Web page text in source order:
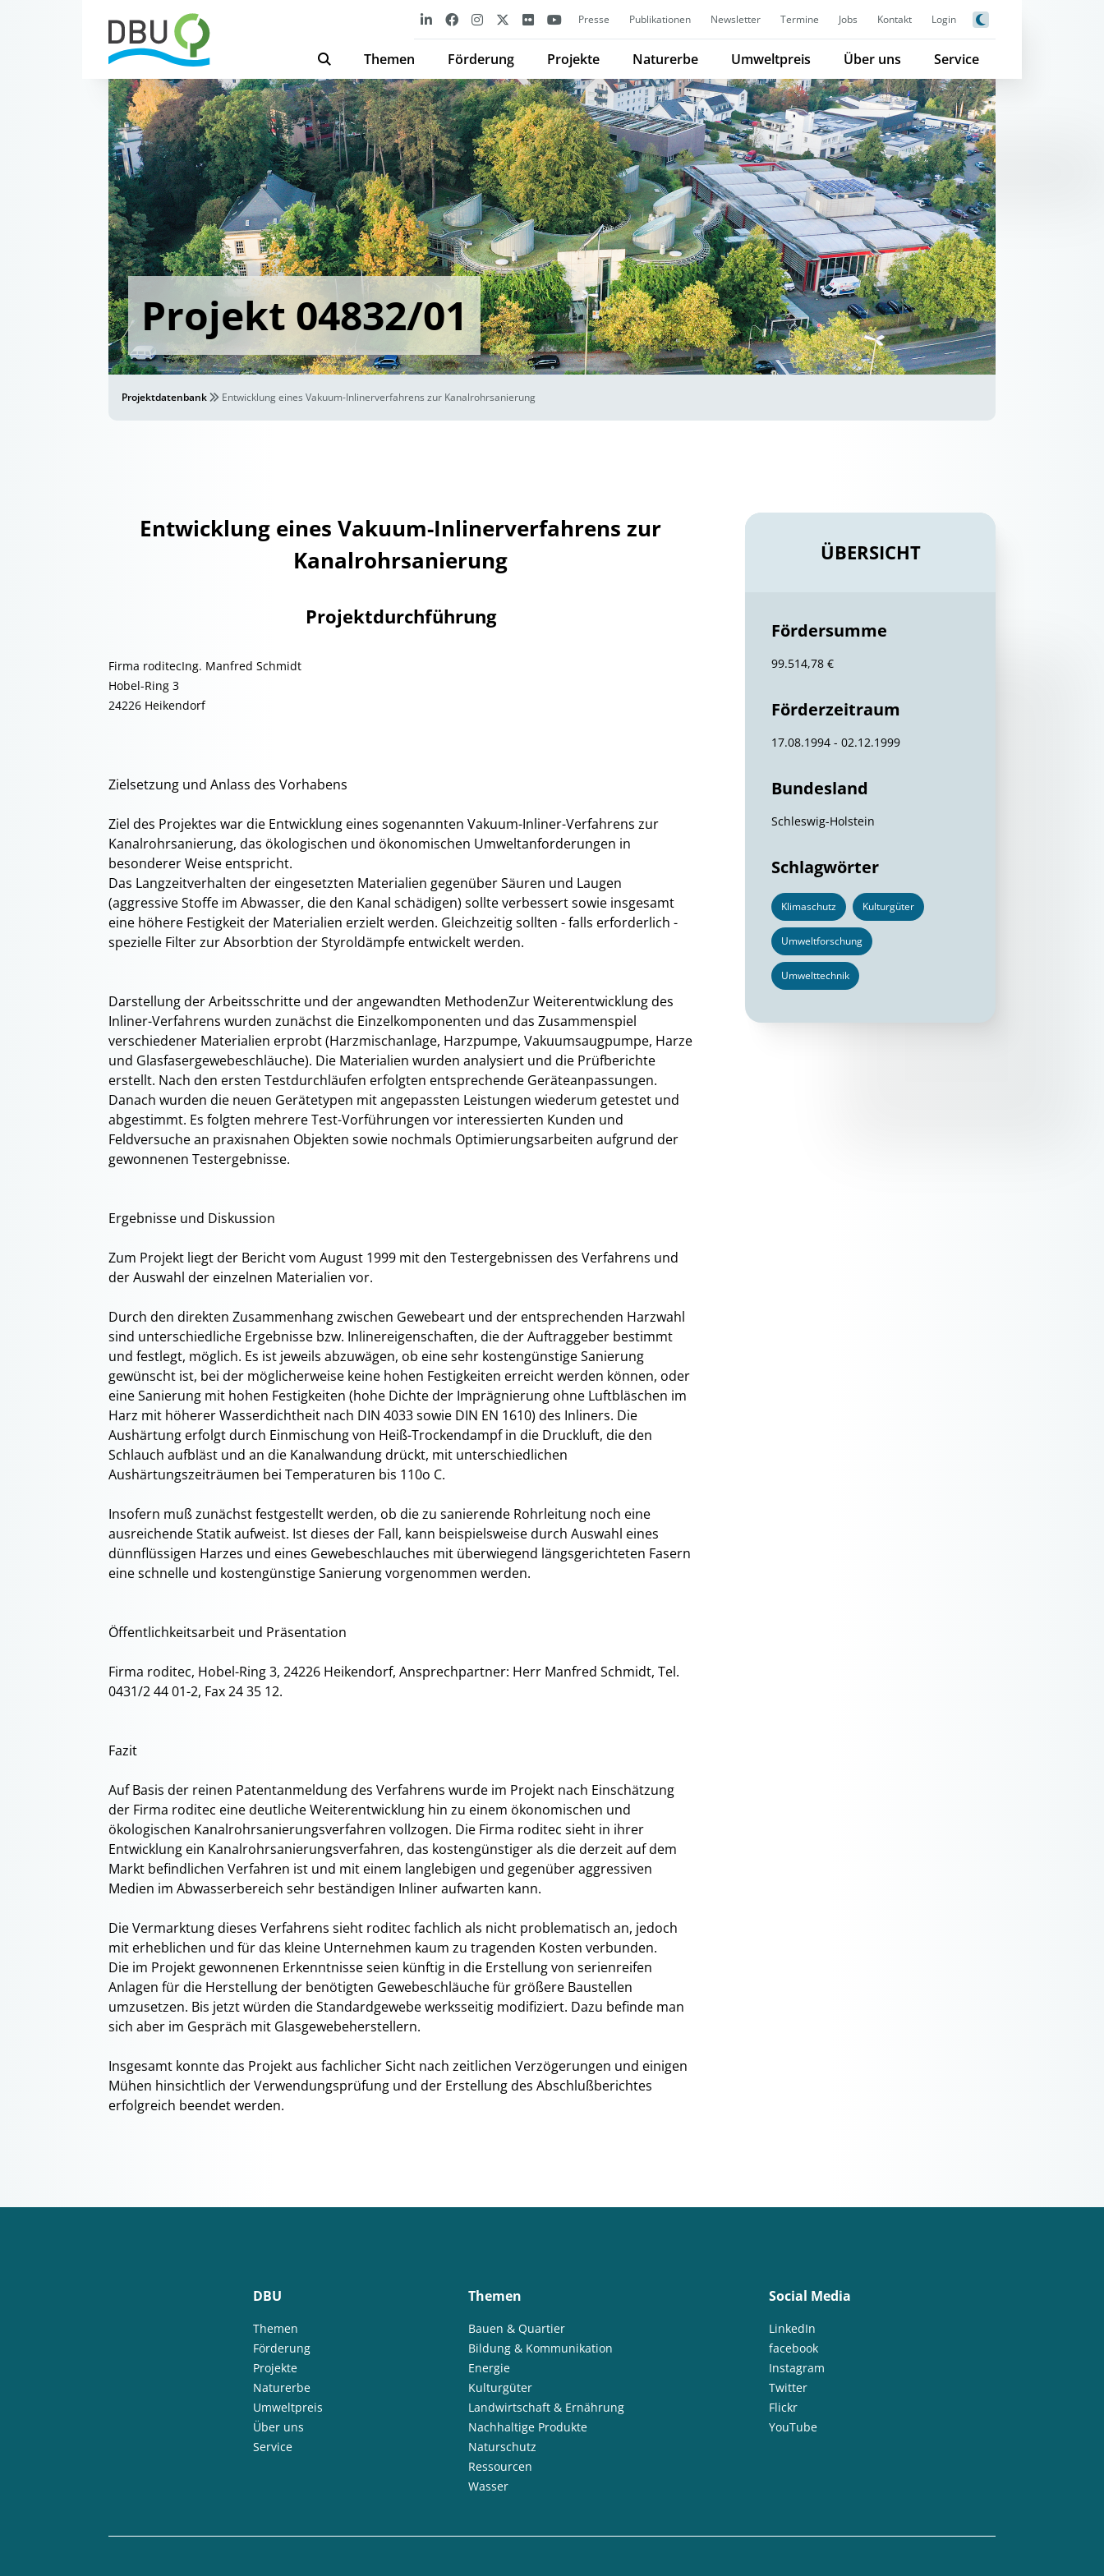
Presse Publikationen Newsletter Termine Jobs Kontakt Login
Themen Förderung Projekte Naturerbe Umweltpreis Über uns Service
Projekt 04832/01
Projektdatenbank Entwicklung eines Vakuum-Inlinerverfahrens zur Kanalrohrsanierung
Entwicklung eines Vakuum-Inlinerverfahrens zur
Kanalrohrsanierung
Projektdurchführung
Firma roditecIng. Manfred Schmidt
Hobel-Ring 3
24226 Heikendorf
Zielsetzung und Anlass des Vorhabens
Ziel des Projektes war die Entwicklung eines sogenannten Vakuum-Inliner-Verfahrens zur
Kanalrohrsanierung, das ökologischen und ökonomischen Umweltanforderungen in
besonderer Weise entspricht.
Das Langzeitverhalten der eingesetzten Materialien gegenüber Säuren und Laugen
(aggressive Stoffe im Abwasser, die den Kanal schädigen) sollte verbessert sowie insgesamt
eine höhere Festigkeit der Materialien erzielt werden. Gleichzeitig sollten - falls erforderlich -
spezielle Filter zur Absorbtion der Styroldämpfe entwickelt werden.
Darstellung der Arbeitsschritte und der angewandten MethodenZur Weiterentwicklung des
Inliner-Verfahrens wurden zunächst die Einzelkomponenten und das Zusammenspiel
verschiedener Materialien erprobt (Harzmischanlage, Harzpumpe, Vakuumsaugpumpe, Harze
und Glasfasergewebeschläuche). Die Materialien wurden analysiert und die Prüfberichte
erstellt. Nach den ersten Testdurchläufen erfolgten entsprechende Geräteanpassungen.
Danach wurden die neuen Gerätetypen mit angepassten Leistungen wiederum getestet und
abgestimmt. Es folgten mehrere Test-Vorführungen vor interessierten Kunden und
Feldversuche an praxisnahen Objekten sowie nochmals Optimierungsarbeiten aufgrund der
gewonnenen Testergebnisse.
Ergebnisse und Diskussion
Zum Projekt liegt der Bericht vom August 1999 mit den Testergebnissen des Verfahrens und
der Auswahl der einzelnen Materialien vor.
Durch den direkten Zusammenhang zwischen Gewebeart und der entsprechenden Harzwahl
sind unterschiedliche Ergebnisse bzw. Inlinereigenschaften, die der Auftraggeber bestimmt
und festlegt, möglich. Es ist jeweils abzuwägen, ob eine sehr kostengünstige Sanierung
gewünscht ist, bei der möglicherweise keine hohen Festigkeiten erreicht werden können, oder
eine Sanierung mit hohen Festigkeiten (hohe Dichte der Imprägnierung ohne Luftbläschen im
Harz mit höherer Wasserdichtheit nach DIN 4033 sowie DIN EN 1610) des Inliners. Die
Aushärtung erfolgt durch Einmischung von Heiß-Trockendampf in die Druckluft, die den
Schlauch aufbläst und an die Kanalwandung drückt, mit unterschiedlichen
Aushärtungszeiträumen bei Temperaturen bis 110o C.
Insofern muß zunächst festgestellt werden, ob die zu sanierende Rohrleitung noch eine
ausreichende Statik aufweist. Ist dieses der Fall, kann beispielsweise durch Auswahl eines
dünnflüssigen Harzes und eines Gewebeschlauches mit überwiegend längsgerichteten Fasern
eine schnelle und kostengünstige Sanierung vorgenommen werden.
Öffentlichkeitsarbeit und Präsentation
Firma roditec, Hobel-Ring 3, 24226 Heikendorf, Ansprechpartner: Herr Manfred Schmidt, Tel.
0431/2 44 01-2, Fax 24 35 12.
Fazit
Auf Basis der reinen Patentanmeldung des Verfahrens wurde im Projekt nach Einschätzung
der Firma roditec eine deutliche Weiterentwicklung hin zu einem ökonomischen und
ökologischen Kanalrohrsanierungsverfahren vollzogen. Die Firma roditec sieht in ihrer
Entwicklung ein Kanalrohrsanierungsverfahren, das kostengünstiger als die derzeit auf dem
Markt befindlichen Verfahren ist und mit einem langlebigen und gegenüber aggressiven
Medien im Abwasserbereich sehr beständigen Inliner aufwarten kann.
Die Vermarktung dieses Verfahrens sieht roditec fachlich als nicht problematisch an, jedoch
mit erheblichen und für das kleine Unternehmen kaum zu tragenden Kosten verbunden.
Die im Projekt gewonnenen Erkenntnisse seien künftig in die Erstellung von serienreifen
Anlagen für die Herstellung der benötigten Gewebeschläuche für größere Baustellen
umzusetzen. Bis jetzt würden die Standardgewebe werksseitig modifiziert. Dazu befinde man
sich aber im Gespräch mit Glasgewebeherstellern.
Insgesamt konnte das Projekt aus fachlicher Sicht nach zeitlichen Verzögerungen und einigen
Mühen hinsichtlich der Verwendungsprüfung und der Erstellung des Abschlußberichtes
erfolgreich beendet werden.
ÜBERSICHT
Fördersumme
99.514,78 €
Förderzeitraum
17.08.1994 - 02.12.1999
Bundesland
Schleswig-Holstein
Schlagwörter
Klimaschutz Kulturgüter
Umweltforschung
Umwelttechnik
DBU
Themen
Förderung
Projekte
Naturerbe
Umweltpreis
Über uns
Service
Themen
Bauen & Quartier
Bildung & Kommunikation
Energie
Kulturgüter
Landwirtschaft & Ernährung
Nachhaltige Produkte
Naturschutz
Ressourcen
Wasser
Social Media
LinkedIn
facebook
Instagram
Twitter
Flickr
YouTube